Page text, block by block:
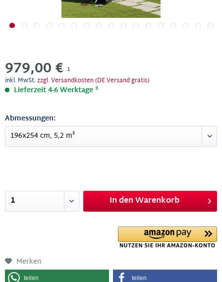
979,00 € 1
inkl. MwSt.zzgl. Versandkosten (DE Versand gratis)
Lieferzeit 4-6 Werktage 3
Abmessungen:
In denWarenkorb
Merken
teilen teilen